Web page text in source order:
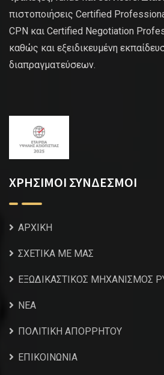
πιστοποιήσεις Certified
CPN και Certified Negotiation
καθώς και εξειδικευμένη
διαπραγματεύσεων.
ΧΡΗΣΙΜΟΙ ΣΥΝΔΕΣΜΟΙ
ΑΡΧΙΚΗ
ΣΧΕΤΙΚΑ ΜΕ ΜΑΣ
ΕΞΩΔΙΚΑΣΤΙΚΟΣ ΜΗΧΑΝΙΣΜΟΣ
NEA
ΠΟΛΙΤΙΚΗ ΑΠΟΡΡΗΤΟΥ
ΕΠΙΚΟΙΝΩΝΙΑ